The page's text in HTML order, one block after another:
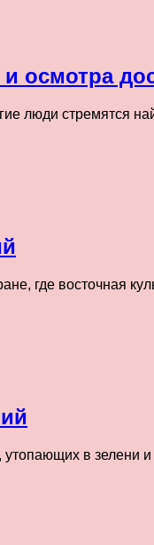
осмотра
люди стремятся
где восточная
в зелени